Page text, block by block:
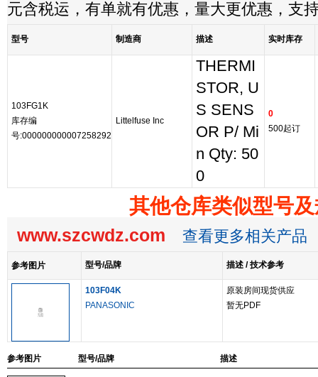
元含税运，有单就有优惠，量大更优惠，支
型号 制造商 描述 实时库存
103FG1K
库存编
号:000000000007258292
Littelfuse Inc
THERMI
STOR, U
S SENS
OR P/ Mi
n Qty: 50
0
0
500起订
其他仓库类似型号
www.szcwdz.com 查看更多相关产品
参考图片 型号/品牌 描述 / 技术参考
103F04K
PANASONIC
原装房间现货供应
暂无PDF
参考图片 型号/品牌 描述